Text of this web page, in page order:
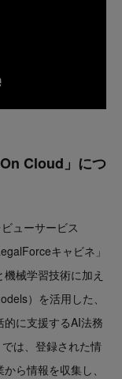
Cloud」につ
ューサービス
キャビネ」
械学習技術に加え
）を活用した、
に支援するAI法務
は、登録された情
ら情報を収集し、